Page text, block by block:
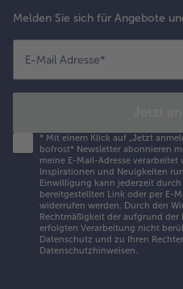
Melden Sie sich für Angebote
E-Mail Adresse*
* Mit einem Klick auf „Jetzt
bofrost* Newsletter abonnieren
meine E-Mail-Adresse
Inspirationen und Neuigkeiten
Einwilligung kann jederzeit
bereitgestellten Link oder per E-
widerrufen werden. Durch den
Rechtmäßigkeit der aufgrund
erfolgten Verarbeitung nicht
Datenschutz und zu Ihren
Datenschutzhinweisen.